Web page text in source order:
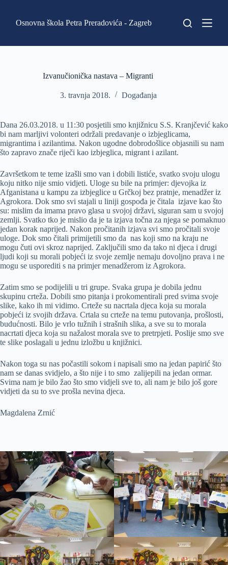
k
r
ž
a
j
Osnovna škola Petra Preradovića - Zagreb
Izvanučionička nastava – Migranti
3. travnja 2018. Događanja
Dana 26.03.2018. u 11:30 posjetili smo knjižnicu S.S. Kranjčević kako
bi nam marljivi volonteri održali predavanje o izbjeglicama,
migrantima i azilantima. Nakon ugodne dobrodošlice objasnili su nam
što zapravo znače riječi kao izbjeglica, migrant i azilant.
Završetkom te teme izašli smo van i dobili listiće, svatko svoju ulogu
koju nitko nije smio vidjeti. Uloge su bile na primjer: djevojka iz
Afganistana u kampu za izbjeglice u Grčkoj bez pratnje, menadžer iz
Agrokora. Dok smo svi stajali u liniji gospođa je čitala izjave kao što
su: mislim da imama pravo glasa u svojoj državi, siguran sam u svojoj
zemlji. Svatko tko je mislio da je ta izjava točna za njega se pomaknuo
jedan korak naprijed. Nakon pročitanih izjava svi smo pročitali svoje
uloge. Dok smo čitali primijetili smo da nas koji smo na kraju ne
mogu čuti ovi skroz naprijed. Zaključili smo da tako ni djeca i drugi
ljudi koji su morali pobjeći iz svoje zemlje nemaju dovoljno prava i ne
mogu se usporediti s na primjer menadžerom iz Agrokora.
Zatim smo se podijelili u tri grupe. Svaka grupa je dobila jednu
skupinu crteža. Dobili smo pitanja i prokomentirali pred svima svoje
slike, kako ih mi vidimo. Crteže su nacrtala djeca koja su morala
pobjeći iz svojih država. Crtala su crteže na temu putovanja, prošlosti,
budućnosti. Bilo je vrlo tužnih i strašnih slika, a sve su to morala
nacrtati djeca koja su nažalost morala sve to pretrpjeti. Poslije smo sve
te slike poslagali u jednu izložbu u knjižnici.
Nakon toga su nas počastili sokom i napisali smo na jedan papirić što
nam se danas svidjelo, a što nije i to smo zalijepili na jedan ormar.
Svima nam je bilo žao što smo vidjeli sve to, ali nam je bilo još gore
vidjeti da su to sve prošla nevina djeca.
Magdalena Zrnić